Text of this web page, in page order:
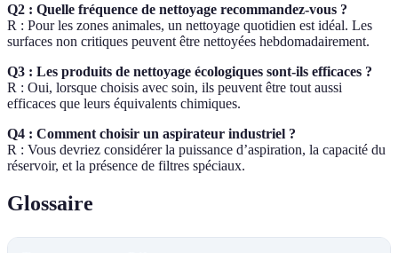
Q2 : Quelle fréquence de nettoyage recommandez-vous ?
R : Pour les zones animales, un nettoyage quotidien est idéal. Les
surfaces non critiques peuvent être nettoyées hebdomadairement.
Q3 : Les produits de nettoyage écologiques sont-ils efficaces ?
R : Oui, lorsque choisis avec soin, ils peuvent être tout aussi
efficaces que leurs équivalents chimiques.
Q4 : Comment choisir un aspirateur industriel ?
R : Vous devriez considérer la puissance d’aspiration, la capacité du
réservoir, et la présence de filtres spéciaux.
Glossaire